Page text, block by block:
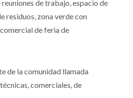
de trabajo, espacio de
residuos, zona verde con
de feria de
de la comunidad llamada
comerciales, de